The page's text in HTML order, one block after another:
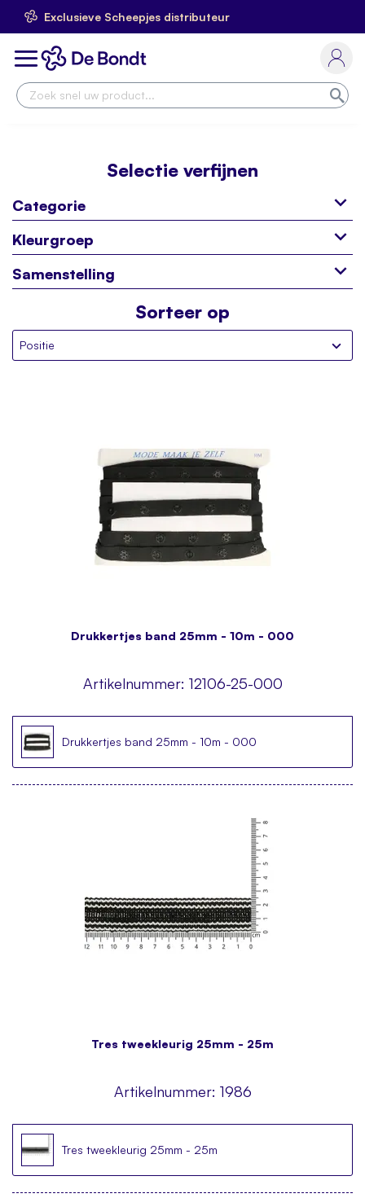
Exclusieve Scheepjes distributeur
Ga
naar
de
Toggle
Selectie verfijnen
Categorie
Kleurgroep
Samenstelling
Sorteer op
Drukkertjes band 25mm - 10m - 000
Artikelnummer: 12106-25-000
Drukkertjes band 25mm - 10m - 000
Tres tweekleurig 25mm - 25m
Artikelnummer: 1986
Tres tweekleurig 25mm - 25m